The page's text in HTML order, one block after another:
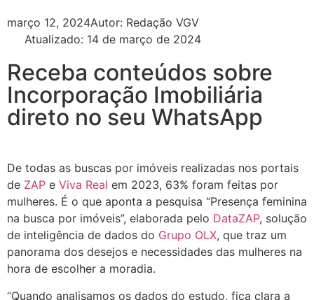
março 12, 2024Autor: Redação VGV
Atualizado: 14 de março de 2024
Receba conteúdos sobre
Incorporação Imobiliária
direto no seu WhatsApp
De todas as buscas por imóveis realizadas nos portais
de ZAP e Viva Real em 2023, 63% foram feitas por
mulheres. É o que aponta a pesquisa “Presença feminina
na busca por imóveis”, elaborada pelo DataZAP, solução
de inteligência de dados do Grupo OLX, que traz um
panorama dos desejos e necessidades das mulheres na
hora de escolher a moradia.
“Quando analisamos os dados do estudo, fica clara a